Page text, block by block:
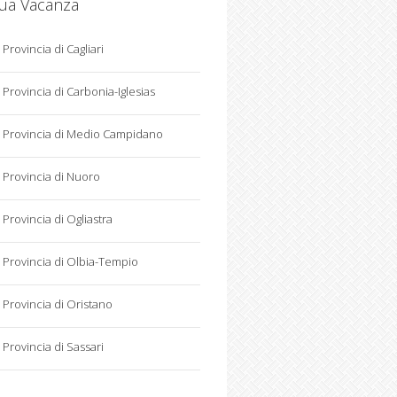
Vacanza
Provincia di Cagliari
Provincia di Carbonia-Iglesias
Provincia di Medio Campidano
Provincia di Nuoro
Provincia di Ogliastra
Provincia di Olbia-Tempio
Provincia di Oristano
Provincia di Sassari